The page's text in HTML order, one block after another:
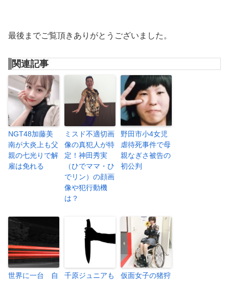
最後までご覧頂きありがとうございました。
関連記事
NGT48加藤美
南が大炎上も父
親の七光りで解
雇は免れる
ミスド不適切画
像の真犯人が特
定！神田秀実
（ひでママ・ひ
でリン）の顔画
像や犯行動機
は？
野田市小4女児
虐待死事件で母
親なぎさ被告の
初公判
世界に一台 自
千原ジュニアも
仮面女子の猪狩